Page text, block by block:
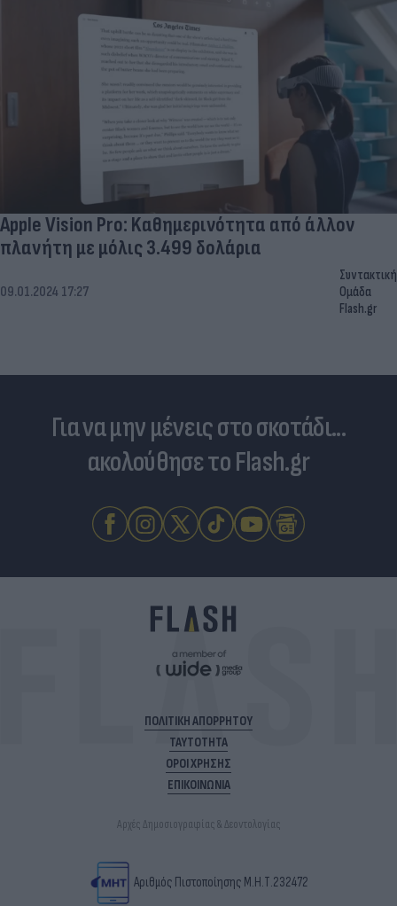
Apple Vision Pro: Kαθημερινότητα από άλλον
πλανήτη με μόλις 3.499 δολάρια
09.01.2024 17:27
Συντακτική
Ομάδα
Flash.gr
Για να μην μένεις στο σκοτάδι...
ακολούθησε το Flash.gr
ΠΟΛΙΤΙΚΗ ΑΠΟΡΡΗΤΟΥ
ΤΑΥΤΟΤΗΤΑ
ΟΡΟΙ ΧΡΗΣΗΣ
ΕΠΙΚΟΙΝΩΝΙΑ
Αρχές Δημοσιογραφίας & Δεοντολογίας
Αριθμός Πιστοποίησης Μ.Η.Τ.232472